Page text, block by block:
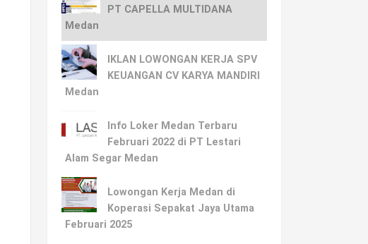
PT CAPELLA MULTIDANA
Medan
IKLAN LOWONGAN KERJA SPV
KEUANGAN CV KARYA MANDIRI
Medan
Info Loker Medan Terbaru
Februari 2022 di PT Lestari
Alam Segar Medan
Lowongan Kerja Medan di
Koperasi Sepakat Jaya Utama
Februari 2025